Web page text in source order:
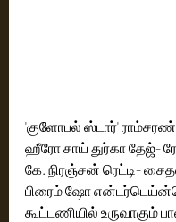
'குளோபல் ஸ்டார்'
ஹீரோ சாய் துர்கா தேஜ்-
கே. நிரஞ்சன் ரெட்டி-
பிரைம் ஷோ
கூட்டணியில் உருவாகும்